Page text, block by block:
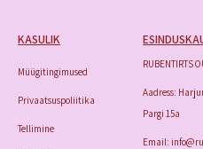
KASULIK
Müügitingimused
Privaatsuspoliitika
Tellimine
RUBENTIRTS
Aadress:
Pargi 15a
Email: